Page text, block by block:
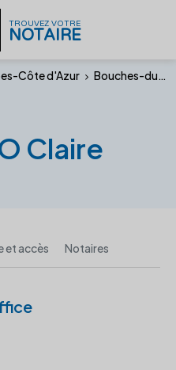
TROUVEZ VOTRE
NOTAIRE
Côte d'Azur Bouches-du-Rhône
Claire
et accès Notaires